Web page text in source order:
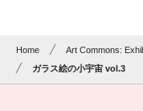
Home
Art Commons:
ガラス絵の小宇宙 vol.3